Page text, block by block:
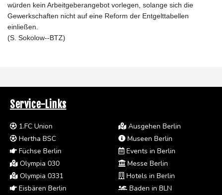
würden kein Arbeitgeberangebot vorlegen, solange sich die
Gewerkschaften nicht auf eine Reform der Entgelttabellen
einließen.
(S. Sokolow--BTZ)
Service-Links
1.FC Union
Hertha BSC
Füchse Berlin
Olympia 030
Olympia 0331
Eisbären Berlin
Ausgehen Berlin
Museen Berlin
Events in Berlin
Messe Berlin
Hotels in Berlin
Baden in BLN